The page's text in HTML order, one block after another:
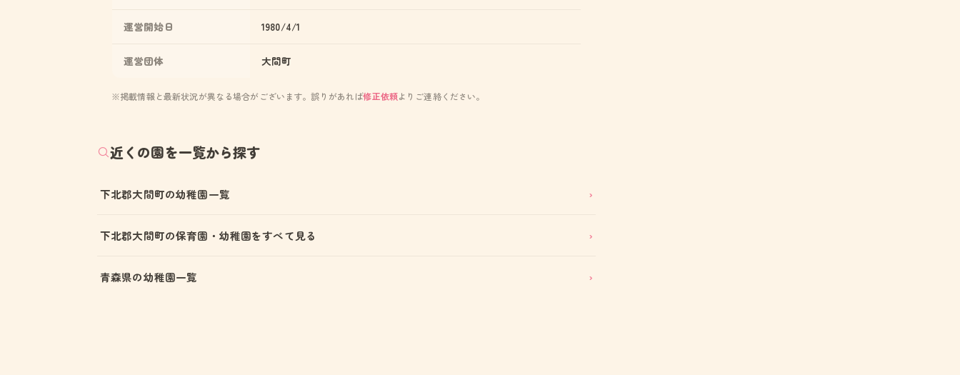
運営開始日 1980/4/1
運営団体 大間町
※掲載情報と最新状況が異なる場合がございます。誤りがあれば修正依頼よりご連絡ください。
近くの園を一覧から探す
下北郡大間町の幼稚園一覧
下北郡大間町の保育園・幼稚園をすべて見る
青森県の幼稚園一覧